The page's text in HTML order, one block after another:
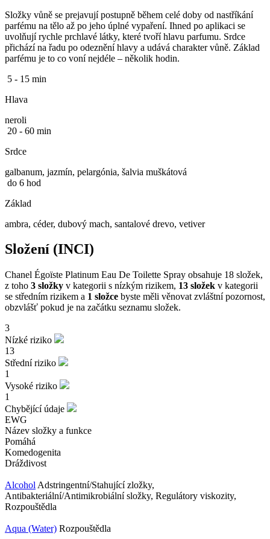
Složky vůně se prejavují postupně během celé doby od nastříkání
parfému na tělo až po jeho úplné vypaření. Ihned po aplikaci se
uvolňují rychle prchlavé látky, které tvoří hlavu parfumu. Srdce
přichází na řadu po odeznění hlavy a udává charakter vůně. Základ
parfému je to co voní nejdéle – několik hodin.
5 - 15 min
Hlava
neroli
20 - 60 min
Srdce
galbanum, jazmín, pelargónia, šalvia muškátová
do 6 hod
Základ
ambra, céder, dubový mach, santalové drevo, vetiver
Složení (INCI)
Chanel Égoïste Platinum Eau De Toilette Spray obsahuje 18 složek,
z toho 3 složky v kategorii s nízkým rizikem, 13 složek v kategorii
se středním rizikem a 1 složce byste měli věnovat zvláštní pozornost,
obzvlášť pokud je na začátku seznamu složek.
3
Nízké riziko
13
Střední riziko
1
Vysoké riziko
1
Chybějící údaje
EWG
Název složky a funkce
Pomáhá
Komedogenita
Dráždivost
Alcohol Adstringentní/Stahující zložky,
Antibakteriální/Antimikrobiální složky, Regulátory viskozity,
Rozpouštědla
Aqua (Water) Rozpouštědla